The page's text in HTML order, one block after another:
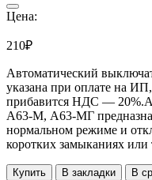
Цена:
210₽
Автоматический
указана при оплате на
прибавится НДС ―
А63-М, А63-МГ
нормальном режиме и
коротких замыканиях или
Купить В закладки В